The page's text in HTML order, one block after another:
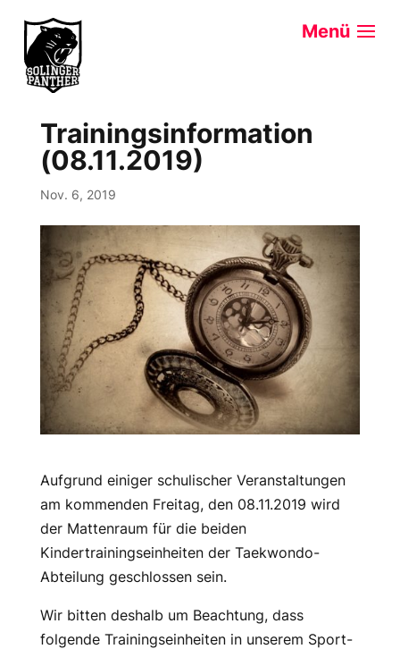
Trainingsinformation
(08.11.2019)
Nov. 6, 2019
Aufgrund einiger schulischer Veranstaltungen
am kommenden Freitag, den 08.11.2019 wird
der Mattenraum für die beiden
Kindertrainingseinheiten der Taekwondo-
Abteilung geschlossen sein.
Wir bitten deshalb um Beachtung, dass
folgende Trainingseinheiten in unserem Sport-